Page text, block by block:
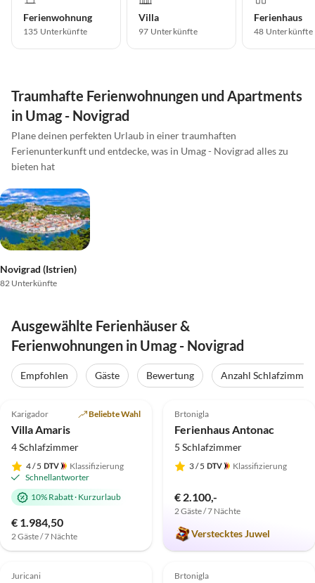
Ferienwohnung
135 Unterkünfte
Villa
97 Unterkünfte
Ferienhaus
48 Unterkünfte
Traumhafte Ferienwohnungen und Apartments
in Umag - Novigrad
Plane deinen perfekten Urlaub in einer traumhaften
Ferienunterkunft und entdecke, was in Umag - Novigrad alles zu
bieten hat
Novigrad (Istrien)
82 Unterkünfte
Ausgewählte Ferienhäuser &
Ferienwohnungen in Umag - Novigrad
Empfohlen Gäste Bewertung Anzahl Schlafzimmer
Top-Inserat
Karigador Beliebte Wahl
Villa Amaris
4 Schlafzimmer
4/ 5
Klassifizierung
Schnellantworter
10% Rabatt· Kurzurlaub
€ 1.984,50
2 Gäste / 7 Nächte
Top-Inserat
Brtonigla
Ferienhaus Antonac
5 Schlafzimmer
3/ 5 Klassifizierung
€ 2.100,-
2 Gäste / 7 Nächte
Verstecktes Juwel
Top-Inserat
4.8 (4)
Juricani
Top-Inserat
5.0 (1)
Brtonigla